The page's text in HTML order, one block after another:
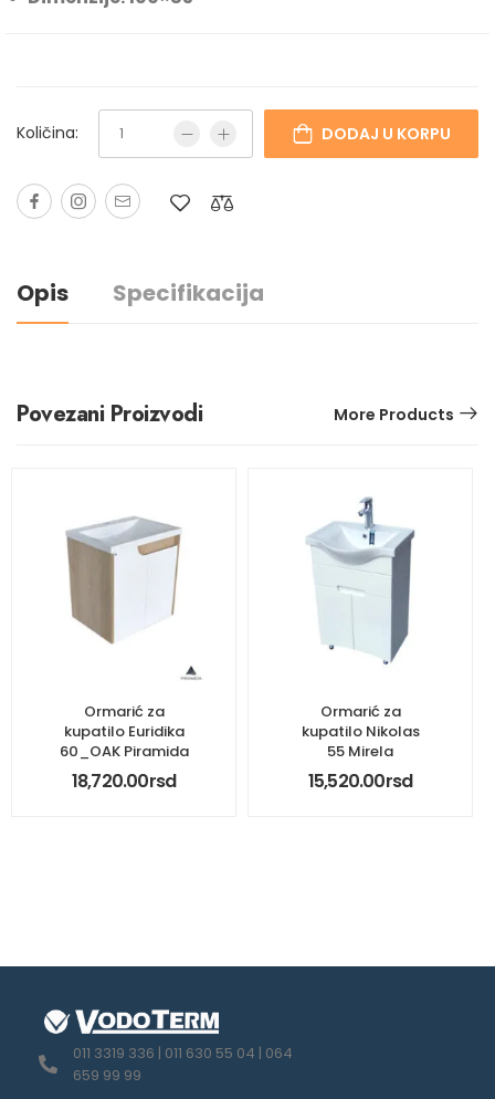
Količina: DODAJ U KORPU
Opis Specifikacija
Povezani Proizvodi More Products
Ormarić za
kupatilo Euridika
60_OAK Piramida
18,720.00rsd
Ormarić za
kupatilo Nikolas
55 Mirela
15,520.00rsd
011 3319 336 | 011 630 55 04 | 064
659 99 99